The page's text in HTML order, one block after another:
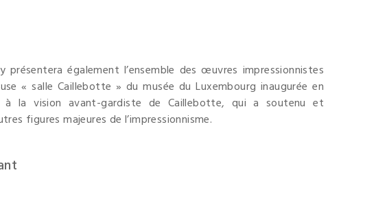
également l’ensemble des œuvres impressionnistes
« salle Caillebotte » du musée du Luxembourg inaugurée en
à la vision avant-gardiste de Caillebotte, qui a soutenu et
figures majeures de l’impressionnisme.